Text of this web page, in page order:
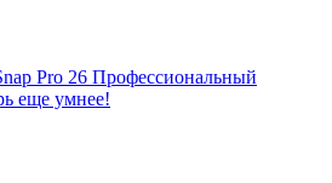
Pro 26 Профессиональный
еще умнее!